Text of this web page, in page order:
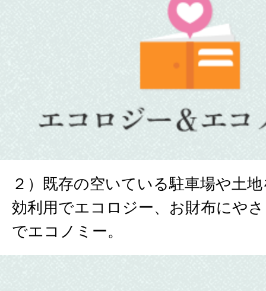
２）既存の空いている駐車場や土
効利用でエコロジー、お財布にや
でエコノミー。